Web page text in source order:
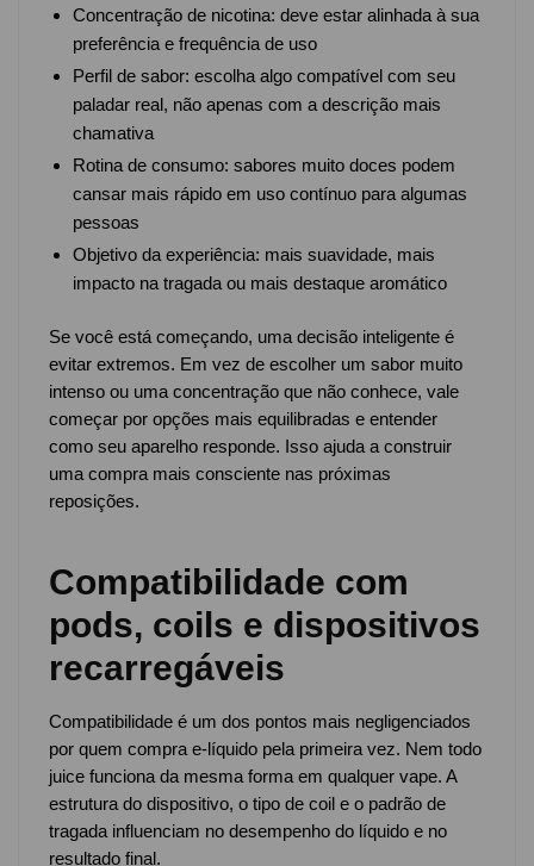
Concentração de nicotina: deve estar alinhada à sua
preferência e frequência de uso
Perfil de sabor: escolha algo compatível com seu
paladar real, não apenas com a descrição mais
chamativa
Rotina de consumo: sabores muito doces podem
cansar mais rápido em uso contínuo para algumas
pessoas
Objetivo da experiência: mais suavidade, mais
impacto na tragada ou mais destaque aromático
Se você está começando, uma decisão inteligente é
evitar extremos. Em vez de escolher um sabor muito
intenso ou uma concentração que não conhece, vale
começar por opções mais equilibradas e entender
como seu aparelho responde. Isso ajuda a construir
uma compra mais consciente nas próximas
reposições.
Compatibilidade com
pods, coils e dispositivos
recarregáveis
Compatibilidade é um dos pontos mais negligenciados
por quem compra e-líquido pela primeira vez. Nem todo
juice funciona da mesma forma em qualquer vape. A
estrutura do dispositivo, o tipo de coil e o padrão de
tragada influenciam no desempenho do líquido e no
resultado final.